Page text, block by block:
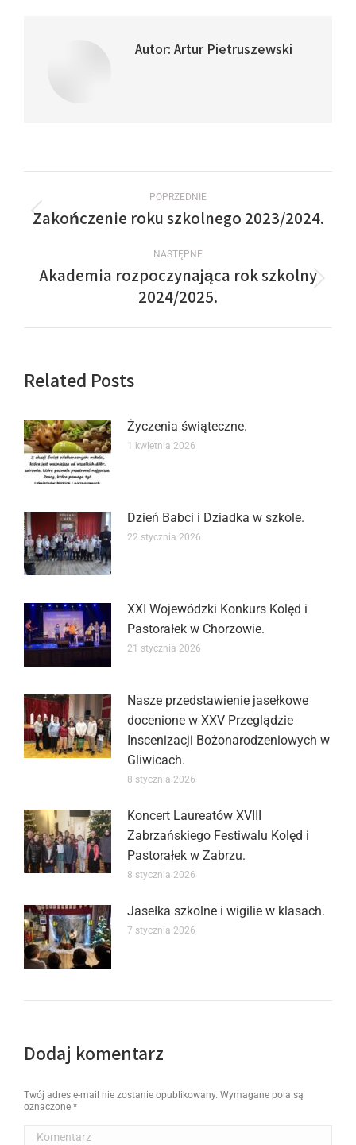
Autor: Artur Pietruszewski
POPRZEDNIE
Zakończenie roku szkolnego 2023/2024.
NASTĘPNE
Akademia rozpoczynająca rok szkolny
2024/2025.
Related Posts
Życzenia świąteczne.
1 kwietnia 2026
Dzień Babci i Dziadka w szkole.
22 stycznia 2026
XXI Wojewódzki Konkurs Kolęd i
Pastorałek w Chorzowie.
21 stycznia 2026
Nasze przedstawienie jasełkowe
docenione w XXV Przeglądzie
Inscenizacji Bożonarodzeniowych w
Gliwicach.
8 stycznia 2026
Koncert Laureatów XVIII
Zabrzańskiego Festiwalu Kolęd i
Pastorałek w Zabrzu.
8 stycznia 2026
Jasełka szkolne i wigilie w klasach.
7 stycznia 2026
Dodaj komentarz
Twój adres e-mail nie zostanie opublikowany. Wymagane pola są
oznaczone *
Komentarz